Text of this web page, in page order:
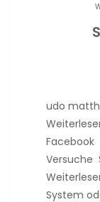
udo
Versuche
System